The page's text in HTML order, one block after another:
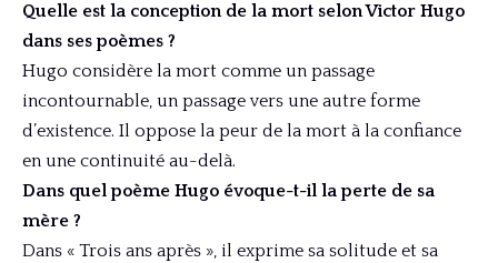
Quelle est la conception de la mort selon Victor Hugo
dans ses poèmes ?
Hugo considère la mort comme un passage
incontournable, un passage vers une autre forme
d’existence. Il oppose la peur de la mort à la confiance
en une continuité au-delà.
Dans quel poème Hugo évoque-t-il la perte de sa
mère ?
Dans « Trois ans après », il exprime sa solitude et sa